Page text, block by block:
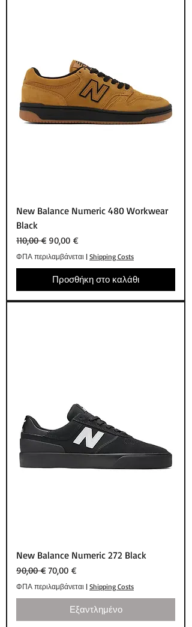
New Balance Numeric 480 Workwear
Black
Κανονική τιμή
110,00 € Τιμή Έκπτωσης
90,00 €
ΦΠΑ περιλαμβάνεται | Shipping Costs
Προσθήκη στο καλάθι
New Balance Numeric 272 Black
Κανονική τιμή
90,00 € Τιμή Έκπτωσης
70,00 €
ΦΠΑ περιλαμβάνεται | Shipping Costs
Εξαντλημένο